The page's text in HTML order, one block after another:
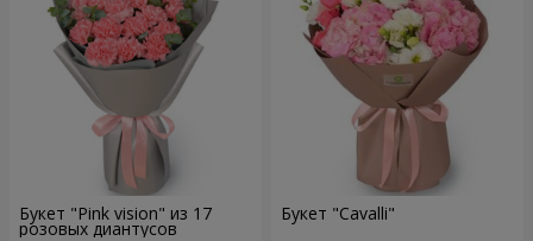
Букет "Pink vision" из 17
розовых диантусов
Букет "Cаvalli"